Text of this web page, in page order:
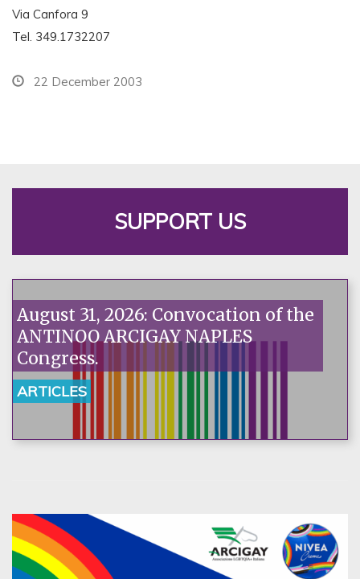
Via Canfora 9
Tel. 349.1732207
22 December 2003
SUPPORT US
August 31, 2026: Convocation of the
ANTINOO ARCIGAY NAPLES
Congress.
ARTICLES